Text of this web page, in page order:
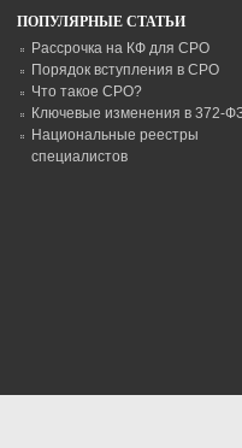
ПОПУЛЯРНЫЕ СТАТЬИ
Рассрочка на КФ для СРО
Порядок вступления в СРО
Что такое СРО?
Ключевые изменения в 372-
Национальные реестры
специалистов